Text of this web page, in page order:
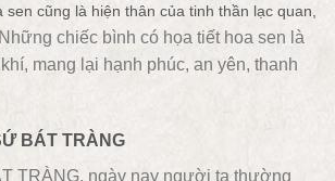
cũng là hiện thân của tinh thần lạc quan,
Những chiếc bình có họa tiết hoa sen là
mang lại hạnh phúc, an yên, thanh
BÁT TRÀNG
TRÀNG, ngày nay người ta thường